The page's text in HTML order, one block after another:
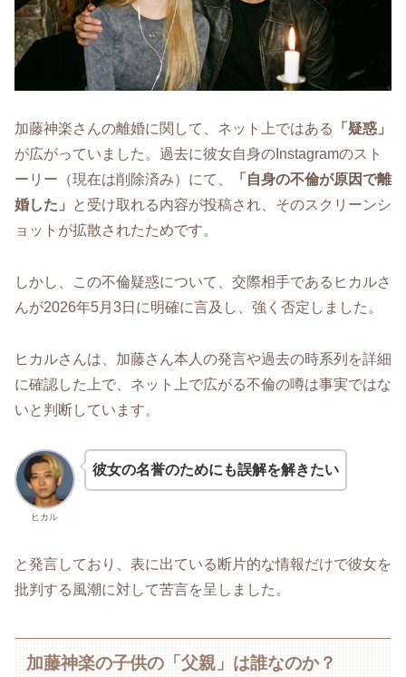
加藤神楽さんの離婚に関して、ネット上ではある
「疑惑」
が広がっていました。過去に彼女自身のInstagramのスト
ーリー（現在は削除済み）にて、
「自身の不倫が原因で離
婚した」
と受け取れる内容が投稿され、そのスクリーンシ
ョットが拡散されたためです。
しかし、この不倫疑惑について、交際相手であるヒカルさ
んが2026年5月3日に明確に言及し、強く否定しました。
ヒカルさんは、加藤さん本人の発言や過去の時系列を詳細
に確認した上で、ネット上で広がる不倫の噂は事実ではな
いと判断しています。
ヒカル
彼女の名誉のためにも誤解を解きたい
と発言しており、表に出ている断片的な情報だけで彼女を
批判する風潮に対して苦言を呈しました。
加藤神楽の子供の「父親」は誰なのか？